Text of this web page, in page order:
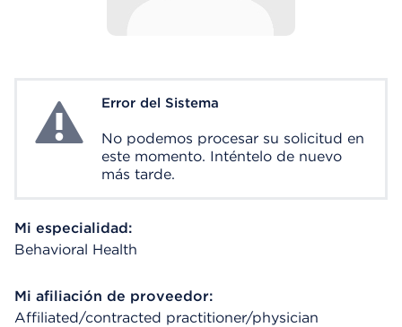
System ErrorError del Sistema
No podemos procesar su solicitud en
este momento. Inténtelo de nuevo
más tarde.
Mi especialidad:
Behavioral Health
Mi afiliación de proveedor:
Affiliated/contracted practitioner/physician